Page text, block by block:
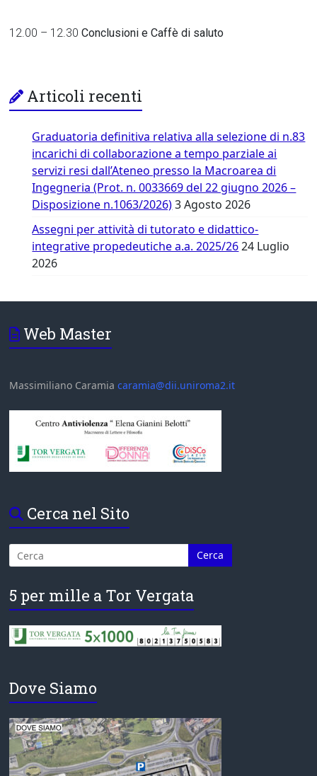
12.00 – 12.30Conclusioni e Caffè di saluto
Articoli recenti
Graduatoria definitiva relativa alla selezione di n.83
incarichi di collaborazione a tempo parziale ai
servizi resi dall’Ateneo presso la Macroarea di
Ingegneria (Prot. n. 0033669 del 22 giugno 2026 –
Disposizione n.1063/2026) 3 Agosto 2026
Assegni per attività di tutorato e didattico-
integrative propedeutiche a.a. 2025/26 24 Luglio
2026
Web Master
Massimiliano Caramiacaramia@dii.uniroma2.it
Cerca nel Sito
5 per mille a Tor Vergata
Dove Siamo